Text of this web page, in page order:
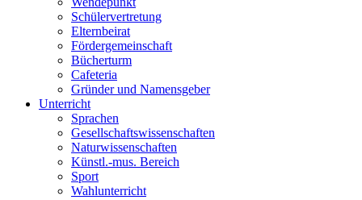
Schülervertretung
Elternbeirat
Fördergemeinschaft
Bücherturm
Cafeteria
Gründer und Namensgeber
Unterricht
Sprachen
Gesellschaftswissenschaften
Naturwissenschaften
Künstl.-mus. Bereich
Sport
Wahlunterricht